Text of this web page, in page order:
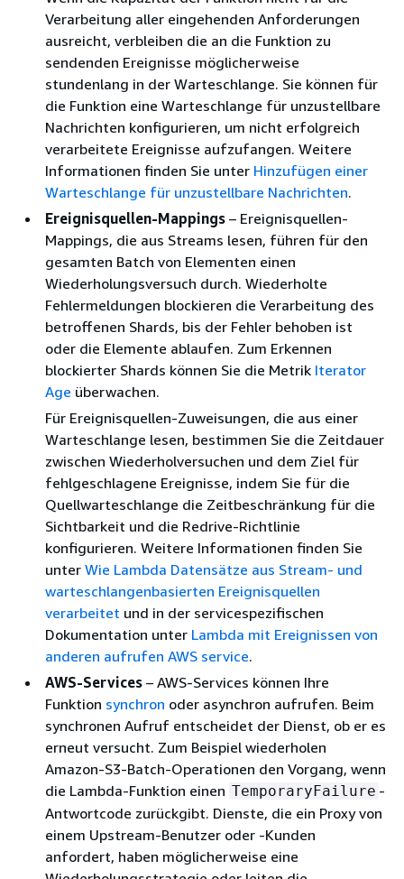
Verarbeitung aller eingehenden Anforderungen
ausreicht, verbleiben die an die Funktion zu
sendenden Ereignisse möglicherweise
stundenlang in der Warteschlange. Sie können für
die Funktion eine Warteschlange für unzustellbare
Nachrichten konfigurieren, um nicht erfolgreich
verarbeitete Ereignisse aufzufangen. Weitere
Informationen finden Sie unter Hinzufügen einer
Warteschlange für unzustellbare Nachrichten.
Ereignisquellen-Mappings – Ereignisquellen-
Mappings, die aus Streams lesen, führen für den
gesamten Batch von Elementen einen
Wiederholungsversuch durch. Wiederholte
Fehlermeldungen blockieren die Verarbeitung des
betroffenen Shards, bis der Fehler behoben ist
oder die Elemente ablaufen. Zum Erkennen
blockierter Shards können Sie die Metrik Iterator
Age überwachen.
Für Ereignisquellen-Zuweisungen, die aus einer
Warteschlange lesen, bestimmen Sie die Zeitdauer
zwischen Wiederholversuchen und dem Ziel für
fehlgeschlagene Ereignisse, indem Sie für die
Quellwarteschlange die Zeitbeschränkung für die
Sichtbarkeit und die Redrive-Richtlinie
konfigurieren. Weitere Informationen finden Sie
unter Wie Lambda Datensätze aus Stream- und
warteschlangenbasierten Ereignisquellen
verarbeitet und in der servicespezifischen
Dokumentation unter Lambda mit Ereignissen von
anderen aufrufen AWS service.
AWS-Services – AWS-Services können Ihre
Funktion synchron oder asynchron aufrufen. Beim
synchronen Aufruf entscheidet der Dienst, ob er es
erneut versucht. Zum Beispiel wiederholen
Amazon-S3-Batch-Operationen den Vorgang, wenn
die Lambda-Funktion einen TemporaryFailure -
Antwortcode zurückgibt. Dienste, die ein Proxy von
einem Upstream-Benutzer oder -Kunden
anfordert, haben möglicherweise eine